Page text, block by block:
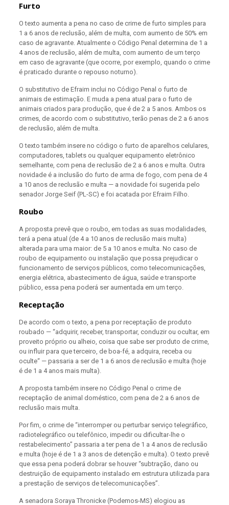
Furto
O texto aumenta a pena no caso de crime de furto simples para
1 a 6 anos de reclusão, além de multa, com aumento de 50% em
caso de agravante. Atualmente o Código Penal determina de 1 a
4 anos de reclusão, além de multa, com aumento de um terço
em caso de agravante (que ocorre, por exemplo, quando o crime
é praticado durante o repouso noturno).
O substitutivo de Efraim inclui no Código Penal o furto de
animais de estimação. E muda a pena atual para o furto de
animais criados para produção, que é de 2 a 5 anos. Ambos os
crimes, de acordo com o substitutivo, terão penas de 2 a 6 anos
de reclusão, além de multa.
O texto também insere no código o furto de aparelhos celulares,
computadores, tablets ou qualquer equipamento eletrônico
semelhante, com pena de reclusão de 2 a 6 anos e multa. Outra
novidade é a inclusão do furto de arma de fogo, com pena de 4
a 10 anos de reclusão e multa — a novidade foi sugerida pelo
senador Jorge Seif (PL-SC) e foi acatada por Efraim Filho.
Roubo
A proposta prevê que o roubo, em todas as suas modalidades,
terá a pena atual (de 4 a 10 anos de reclusão mais multa)
alterada para uma maior: de 5 a 10 anos e multa. No caso de
roubo de equipamento ou instalação que possa prejudicar o
funcionamento de serviços públicos, como telecomunicações,
energia elétrica, abastecimento de água, saúde e transporte
público, essa pena poderá ser aumentada em um terço.
Receptação
De acordo com o texto, a pena por receptação de produto
roubado — “adquirir, receber, transportar, conduzir ou ocultar, em
proveito próprio ou alheio, coisa que sabe ser produto de crime,
ou influir para que terceiro, de boa-fé, a adquira, receba ou
oculte“ — passaria a ser de 1 a 6 anos de reclusão e multa (hoje
é de 1 a 4 anos mais multa).
A proposta também insere no Código Penal o crime de
receptação de animal doméstico, com pena de 2 a 6 anos de
reclusão mais multa.
Por fim, o crime de “interromper ou perturbar serviço telegráfico,
radiotelegráfico ou telefônico, impedir ou dificultar-lhe o
restabelecimento” passaria a ter pena de 1 a 4 anos de reclusão
e multa (hoje é de 1 a 3 anos de detenção e multa). O texto prevê
que essa pena poderá dobrar se houver “subtração, dano ou
destruição de equipamento instalado em estrutura utilizada para
a prestação de serviços de telecomunicações”.
A senadora Soraya Thronicke (Podemos-MS) elogiou as